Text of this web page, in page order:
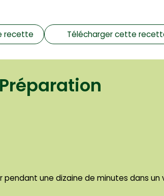
recette Télécharger cette
Préparation
une dizaine de minutes dans un